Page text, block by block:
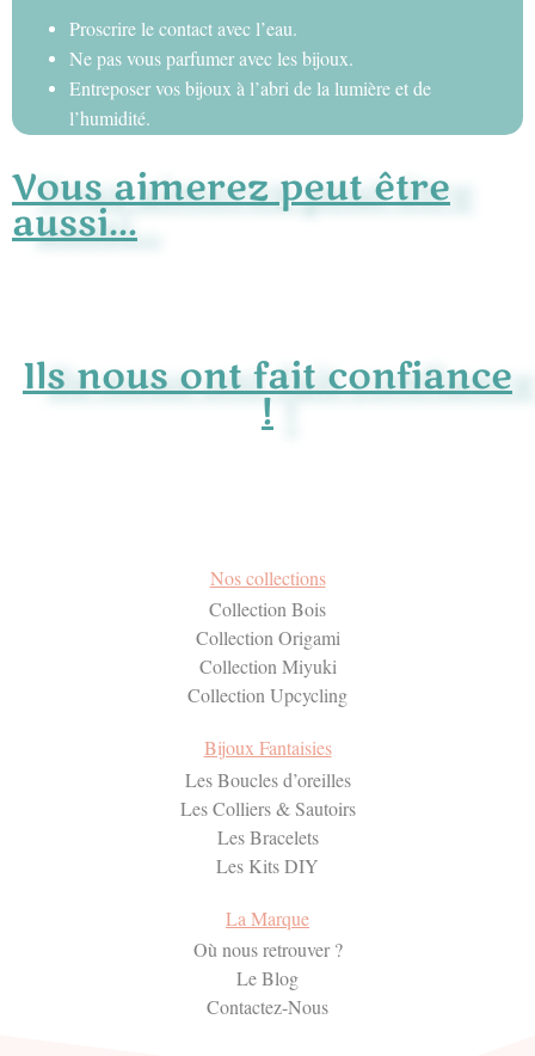
Proscrire le contact avec l’eau.
Ne pas vous parfumer avec les bijoux.
Entreposer vos bijoux à l’abri de la lumière et de
l’humidité.
Vous aimerez peut être
aussi...
Ils nous ont fait confiance
!
Nos collections
Collection Bois
Collection Origami
Collection Miyuki
Collection Upcycling
Bijoux Fantaisies
Les Boucles d’oreilles
Les Colliers & Sautoirs
Les Bracelets
Les Kits DIY
La Marque
Où nous retrouver ?
Le Blog
Contactez-Nous